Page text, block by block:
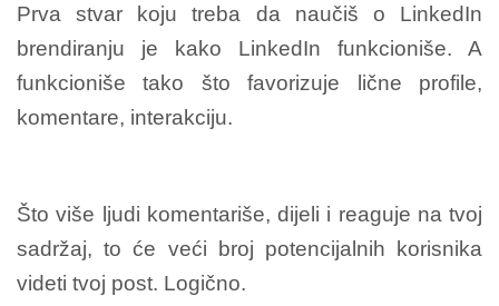
Prva stvar koju treba da naučiš o LinkedIn
brendiranju je kako LinkedIn funkcioniše. A
funkcioniše tako što favorizuje lične profile,
komentare, interakciju.
Što više ljudi komentariše, dijeli i reaguje na tvoj
sadržaj, to će veći broj potencijalnih korisnika
videti tvoj post. Logično.